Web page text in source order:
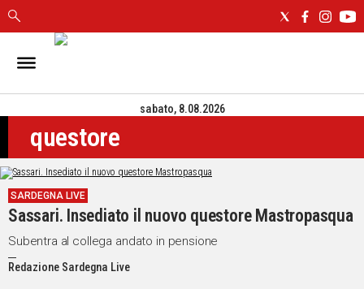
IN
CAGLIARI
SASSARI
NUORO
ORISTANO
SULCIS
GALLURA
OGLIASTRA
MEDIO
sabato, 8.08.2026
questore
SARDEGNA LIVE
Sassari. Insediato il nuovo questore Mastropasqua
Subentra al collega andato in pensione
Redazione Sardegna Live